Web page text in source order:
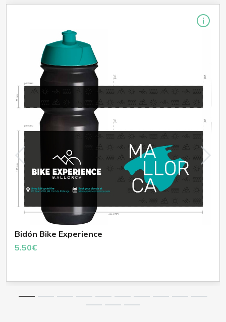
Bidón Bike Experience
5.50€